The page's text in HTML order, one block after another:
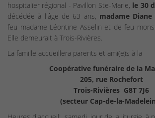
hospitalier régional - Pavillon Ste-Marie, le 30
décédée à l'âge de 63 ans, madame
feu madame Léontine Asselin et de feu
Elle demeurait à Trois-Rivières.
La famille accueillera parents et ami(e)s à la
Coopérative funéraire de la
205, rue Rochefort
Trois-Rivières G8T 7J6
(secteur Cap-de-la-